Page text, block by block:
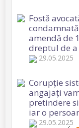
Fostă
amendă de
dreptul de a
29.05.2025
Corupție
angajați
pretindere
iar o
29.05.2025